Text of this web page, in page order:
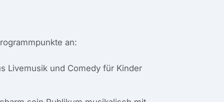
an:
Livemusik und Comedy für Kinder